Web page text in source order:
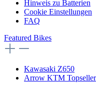
Hinweis zu Batterien
Cookie Einstellungen
FAQ
Featured Bikes
Kawasaki Z650
Arrow KTM Topseller